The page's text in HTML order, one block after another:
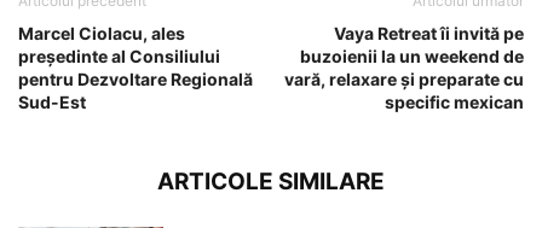
Marcel Ciolacu, ales
președinte al Consiliului
pentru Dezvoltare Regională
Sud-Est
Vaya Retreat îi invită pe
buzoienii la un weekend de
vară, relaxare și preparate cu
specific mexican
ARTICOLE SIMILARE